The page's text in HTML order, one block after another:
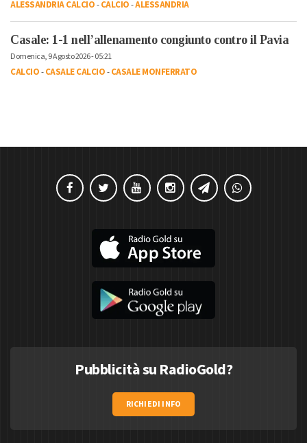
ALESSANDRIA CALCIO-CALCIO-ALESSANDRIA
Casale: 1-1 nell’allenamento congiunto contro il Pavia
Domenica, 9 Agosto 2026 - 05:21
CALCIO-CASALE CALCIO-CASALE MONFERRATO
Pubblicità su RadioGold?
RICHIEDI INFO